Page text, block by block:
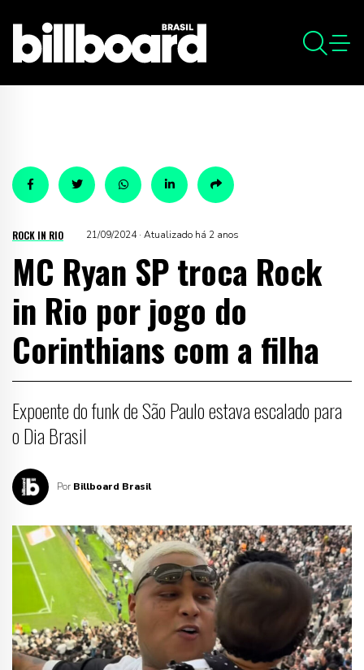
ROCK IN RIO 21/09/2024 · Atualizado há 2 anos
MC Ryan SP troca Rock
in Rio por jogo do
Corinthians com a filha
Expoente do funk de São Paulo estava escalado para
o Dia Brasil
Por Billboard Brasil